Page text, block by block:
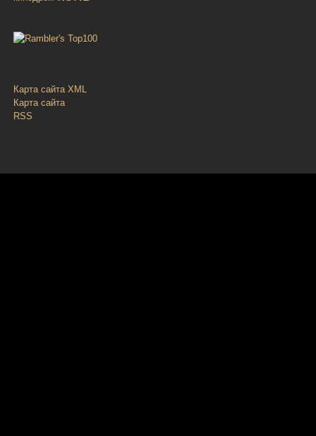
Карта сайта XML
Карта сайта
RSS